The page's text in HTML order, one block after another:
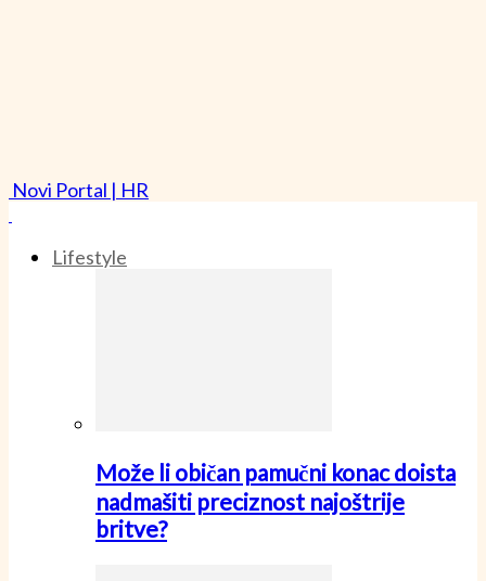
Novi Portal | HR
Lifestyle
Može li običan pamučni konac doista
nadmašiti preciznost najoštrije
britve?